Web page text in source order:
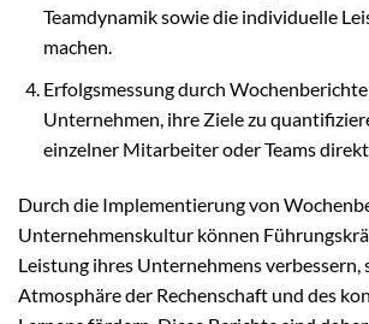
Teamdynamik sowie die individuelle
machen.
Erfolgsmessung durch
Unternehmen, ihre Ziele zu
einzelner Mitarbeiter oder Teams
Durch die Implementierung von
Unternehmenskultur können
Leistung ihres Unternehmens verbessern,
Atmosphäre der Rechenschaft und des